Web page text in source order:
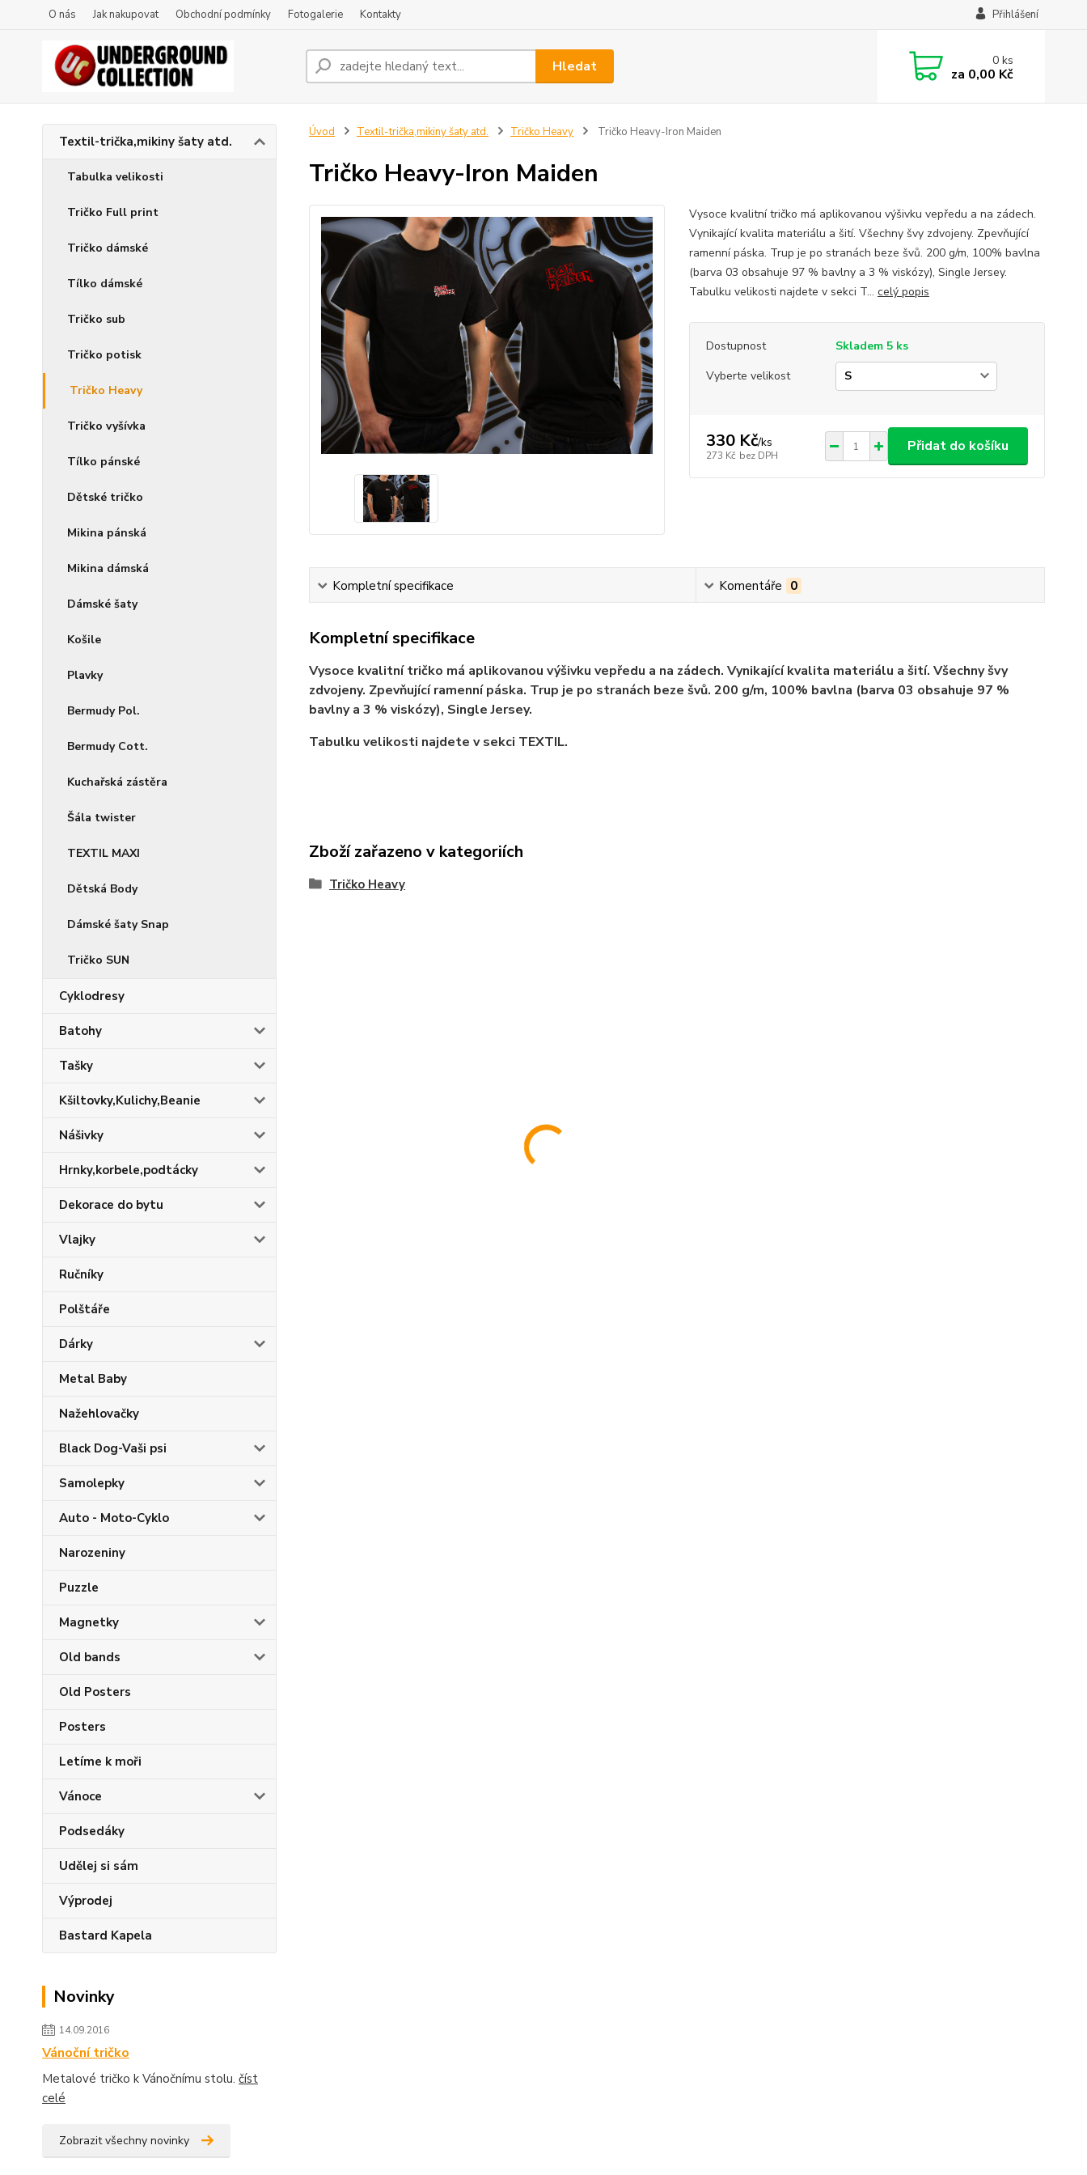
O nás Jak nakupovat Obchodní podmínky Fotogalerie Kontakty Přihlášení
Hledat 0ks
za 0,00 Kč
Textil-trička,mikiny šaty atd.
Tabulka velikosti
Tričko Full print
Tričko dámské
Tílko dámské
Tričko sub
Tričko potisk
Tričko Heavy
Tričko vyšívka
Tílko pánské
Dětské tričko
Mikina pánská
Mikina dámská
Dámské šaty
Košile
Plavky
Bermudy Pol.
Bermudy Cott.
Kuchařská zástěra
Šála twister
TEXTIL MAXI
Dětská Body
Dámské šaty Snap
Tričko SUN
Cyklodresy
Batohy
Tašky
Kšiltovky,Kulichy,Beanie
Nášivky
Hrnky,korbele,podtácky
Dekorace do bytu
Vlajky
Ručníky
Polštáře
Dárky
Metal Baby
Nažehlovačky
Black Dog-Vaši psi
Samolepky
Auto - Moto-Cyklo
Narozeniny
Puzzle
Magnetky
Old bands
Old Posters
Posters
Letíme k moři
Vánoce
Podsedáky
Udělej si sám
Výprodej
Bastard Kapela
Novinky
14.09.2016
Vánoční tričko
Metalové tričko k Vánočnímu stolu. číst
celé
Zobrazit všechny novinky
Úvod Textil-trička,mikiny šaty atd. Tričko Heavy Tričko Heavy-Iron Maiden
Tričko Heavy-Iron Maiden
Vysoce kvalitní tričko má aplikovanou výšivku vepředu a na zádech.
Vynikající kvalita materiálu a šití. Všechny švy zdvojeny. Zpevňující
ramenní páska. Trup je po stranách beze švů. 200 g/m, 100% bavlna
(barva 03 obsahuje 97 % bavlny a 3 % viskózy), Single Jersey.
Tabulku velikosti najdete v sekci T... celý popis
Dostupnost
Skladem 5 ks
Vyberte velikost
330 Kč/ks
273 Kč bez DPH
Přidat do košíku
Kompletní specifikace Komentáře 0
Kompletní specifikace
Vysoce kvalitní tričko má aplikovanou výšivku vepředu a na zádech. Vynikající kvalita materiálu a šití. Všechny švy
zdvojeny. Zpevňující ramenní páska. Trup je po stranách beze švů. 200 g/m, 100% bavlna (barva 03 obsahuje 97 %
bavlny a 3 % viskózy), Single Jersey.
Tabulku velikosti najdete v sekci TEXTIL.
Zboží zařazeno v kategoriích
Tričko Heavy